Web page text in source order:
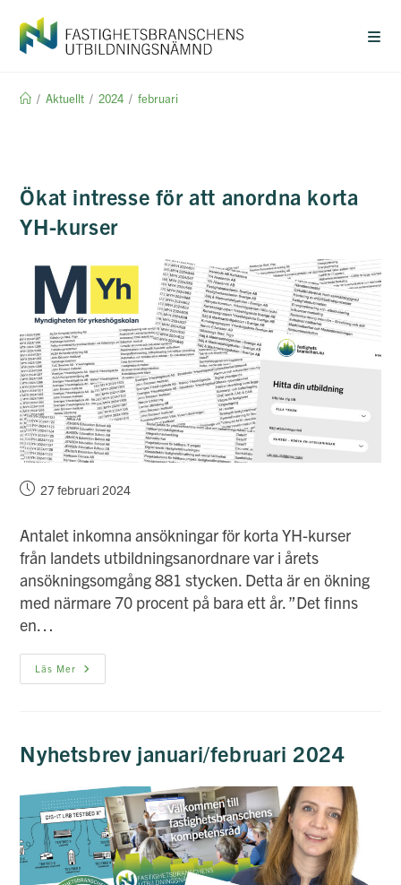
innehållet
/ Aktuellt / 2024 / februari
Ökat intresse för att anordna korta
YH-kurser
Inlägget27 februari 2024
Antalet inkomna ansökningar för korta YH-kurser
från landets utbildningsanordnare var i årets
ansökningsomgång 881 stycken. Detta är en ökning
med närmare 70 procent på bara ett år. ”Det finns
en…
Läs Mer Ökat
Intresse
YH-
Kurser
Nyhetsbrev januari/februari 2024